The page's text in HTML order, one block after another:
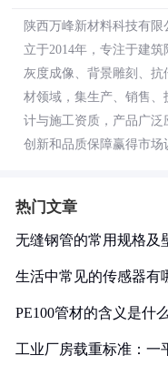
陕西万峰新材料科技有
立于2014年，专注于建
灰度成像、背景雕刻、
材领域，集生产、销售
计与施工资质，产品广
创新和品质保障赢得市场
热门文章
无缝钢管的常用规格及
生活中常见的传感器有
PE100管材的含义是什么
工业厂房载重标准：一